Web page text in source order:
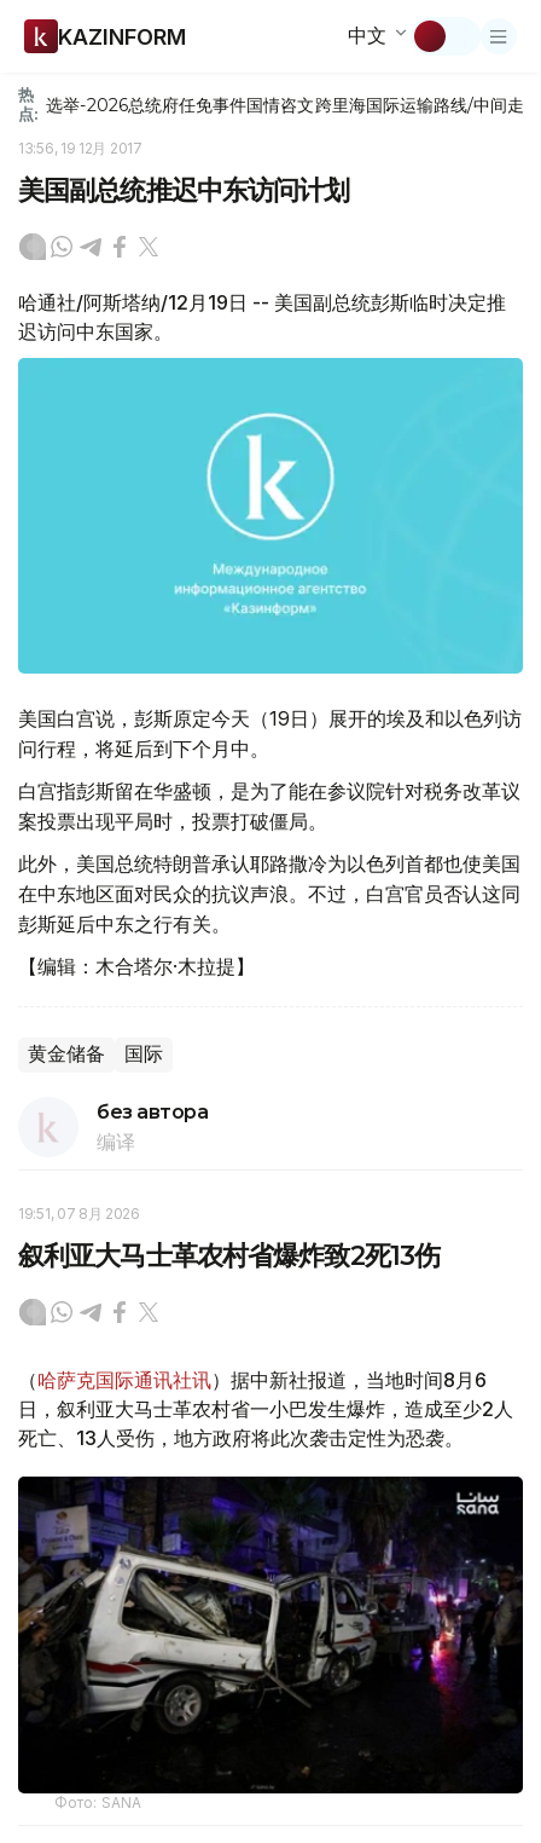
KAZINFORM 中文
热
点: 选举-2026总统府任免事件国情咨文跨里海国际运输路线/中间走廊
13:56, 19 12月 2017
美国副总统推迟中东访问计划
哈通社/阿斯塔纳/12月19日 -- 美国副总统彭斯临时决定推
迟访问中东国家。
美国白宫说，彭斯原定今天（19日）展开的埃及和以色列访
问行程，将延后到下个月中。
白宫指彭斯留在华盛顿，是为了能在参议院针对税务改革议
案投票出现平局时，投票打破僵局。
此外，美国总统特朗普承认耶路撒冷为以色列首都也使美国
在中东地区面对民众的抗议声浪。不过，白宫官员否认这同
彭斯延后中东之行有关。
【编辑：木合塔尔·木拉提】
黄金储备 国际
без автора
编译
19:51, 07 8月 2026
叙利亚大马士革农村省爆炸致2死13伤
（哈萨克国际通讯社讯）据中新社报道，当地时间8月6
日，叙利亚大马士革农村省一小巴发生爆炸，造成至少2人
死亡、13人受伤，地方政府将此次袭击定性为恐袭。
Фото: SANA